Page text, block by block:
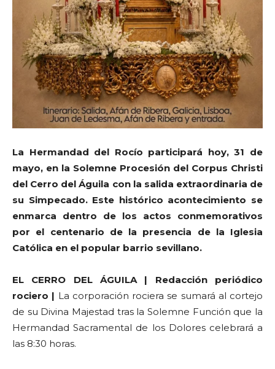
La Hermandad del Rocío participará hoy, 31 de
mayo, en la Solemne Procesión del Corpus Christi
del Cerro del Águila con la salida extraordinaria de
su Simpecado. Este histórico acontecimiento se
enmarca dentro de los actos conmemorativos
por el centenario de la presencia de la Iglesia
Católica en el popular barrio sevillano.
EL CERRO DEL ÁGUILA | Redacción periódico
rociero | La corporación rociera se sumará al cortejo
de su Divina Majestad tras la Solemne Función que la
Hermandad Sacramental de los Dolores celebrará a
las 8:30 horas.